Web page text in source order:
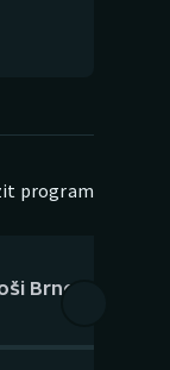
program
Brno – Eagles